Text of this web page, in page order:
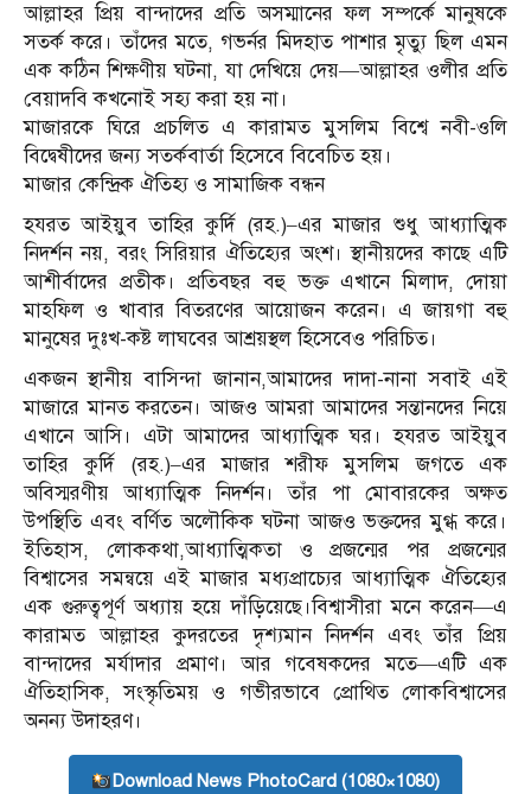
আল্লাহর প্রিয় বান্দাদের প্রতি অসম্মানের ফল সম্পর্কে মানুষকে
সতর্ক করে। তাঁদের মতে, গভর্নর মিদহাত পাশার মৃত্যু ছিল এমন
এক কঠিন শিক্ষণীয় ঘটনা, যা দেখিয়ে দেয়—আল্লাহর ওলীর প্রতি
বেয়াদবি কখনোই সহ্য করা হয় না।
মাজারকে ঘিরে প্রচলিত এ কারামত মুসলিম বিশ্বে নবী-ওলি
বিদ্বেষীদের জন্য সতর্কবার্তা হিসেবে বিবেচিত হয়।
মাজার কেন্দ্রিক ঐতিহ্য ও সামাজিক বন্ধন
হযরত আইয়ুব তাহির কুর্দি (রহ.)–এর মাজার শুধু আধ্যাত্মিক
নিদর্শন নয়, বরং সিরিয়ার ঐতিহ্যের অংশ। স্থানীয়দের কাছে এটি
আশীর্বাদের প্রতীক। প্রতিবছর বহু ভক্ত এখানে মিলাদ, দোয়া
মাহফিল ও খাবার বিতরণের আয়োজন করেন। এ জায়গা বহু
মানুষের দুঃখ-কষ্ট লাঘবের আশ্রয়স্থল হিসেবেও পরিচিত।
একজন স্থানীয় বাসিন্দা জানান,আমাদের দাদা-নানা সবাই এই
মাজারে মানত করতেন। আজও আমরা আমাদের সন্তানদের নিয়ে
এখানে আসি। এটা আমাদের আধ্যাত্মিক ঘর। হযরত আইয়ুব
তাহির কুর্দি (রহ.)–এর মাজার শরীফ মুসলিম জগতে এক
অবিস্মরণীয় আধ্যাত্মিক নিদর্শন। তাঁর পা মোবারকের অক্ষত
উপস্থিতি এবং বর্ণিত অলৌকিক ঘটনা আজও ভক্তদের মুগ্ধ করে।
ইতিহাস, লোককথা,আধ্যাত্মিকতা ও প্রজন্মের পর প্রজন্মের
বিশ্বাসের সমন্বয়ে এই মাজার মধ্যপ্রাচ্যের আধ্যাত্মিক ঐতিহ্যের
এক গুরুত্বপূর্ণ অধ্যায় হয়ে দাঁড়িয়েছে।বিশ্বাসীরা মনে করেন—এ
কারামত আল্লাহর কুদরতের দৃশ্যমান নিদর্শন এবং তাঁর প্রিয়
বান্দাদের মর্যাদার প্রমাণ। আর গবেষকদের মতে—এটি এক
ঐতিহাসিক, সংস্কৃতিময় ও গভীরভাবে প্রোথিত লোকবিশ্বাসের
অনন্য উদাহরণ।
Download News PhotoCard (1080×1080)